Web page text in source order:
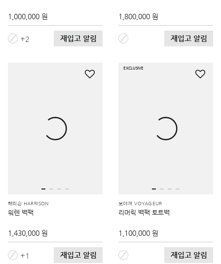
1,000,000 원
2 재입고 알림
1,800,000 원
재입고 알림
해리슨 HARRISON
워렌 백팩
1,430,000 원
1 재입고 알림
EXCLUSIVE
보야져 VOYAGEUR
리머릭 백팩 토트백
1,100,000 원
재입고 알림